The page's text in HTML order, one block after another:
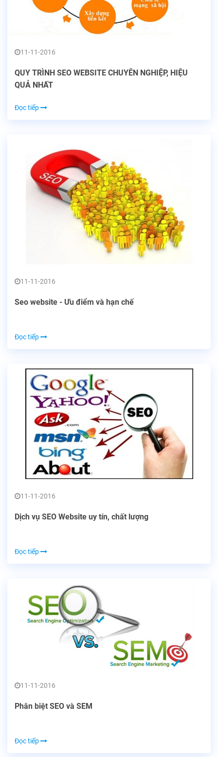
11-11-2016
QUY TRÌNH SEO WEBSITE CHUYÊN NGHIỆP, HIỆU
QUẢ NHẤT
Đọc tiếp
11-11-2016
Seo website - Ưu điểm và hạn chế
Đọc tiếp
11-11-2016
Dịch vụ SEO Website uy tín, chất lượng
Đọc tiếp
11-11-2016
Phân biệt SEO và SEM
Đọc tiếp